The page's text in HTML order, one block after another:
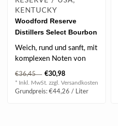
KENTUCKY
Woodford Reserve
Distillers Select Bourbon
Whiskey 0.7 l 43.20 % vol
Weich, rund und sanft, mit
komplexen Noten von
Minze, Leder, Frucht,
Toffee und..
€36,45 €30,98
* Inkl. MwSt. zzgl. Versandkosten
Grundpreis: €44,26 / Liter